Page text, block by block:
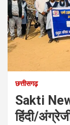
छत्तीसगढ़
Sakti
हिंदी/